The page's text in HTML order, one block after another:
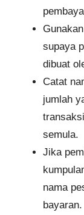
supaya
dibuat
Catat
jumlah
semula.
Jika
nama
bayaran.